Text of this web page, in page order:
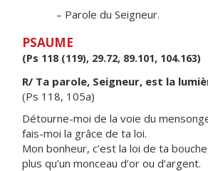
– Parole du Seigneur.
PSAUME
(Ps 118 (119), 29.72, 89.101, 104.163)
R/ Ta parole, Seigneur, est la
(Ps 118, 105a)
Détourne-moi de la voie du
fais-moi la grâce de ta loi.
Mon bonheur, c’est la loi de ta
plus qu’un monceau d’or ou d’argent.